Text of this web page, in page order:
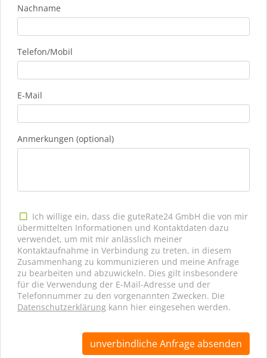
Nachname
Telefon/Mobil
E-Mail
Anmerkungen (optional)
Ich willige ein, dass die guteRate24 GmbH die von mir
übermittelten Informationen und Kontaktdaten dazu
verwendet, um mit mir anlässlich meiner
Kontaktaufnahme in Verbindung zu treten, in diesem
Zusammenhang zu kommunizieren und meine Anfrage
zu bearbeiten und abzuwickeln. Dies gilt insbesondere
für die Verwendung der E-Mail-Adresse und der
Telefonnummer zu den vorgenannten Zwecken. Die
Datenschutzerklärung kann hier eingesehen werden.
unverbindliche Anfrage absenden